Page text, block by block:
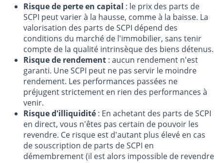
Risque de perte en capital : le prix des parts de
SCPI peut varier à la hausse, comme à la baisse. La
valorisation des parts de SCPI dépend des
conditions du marché de l'immobilier, sans tenir
compte de la qualité intrinsèque des biens détenus.
Risque de rendement : aucun rendement n'est
garanti. Une SCPI peut ne pas servir le moindre
rendement. Les performances passées ne
préjugent strictement en rien des performances à
venir.
Risque d'illiquidité : En achetant des parts de SCPI
en direct, vous n'êtes pas certain de pouvoir les
revendre. Ce risque est d'autant plus élevé en cas
de souscription de parts de SCPI en
démembrement (il est alors impossible de revendre